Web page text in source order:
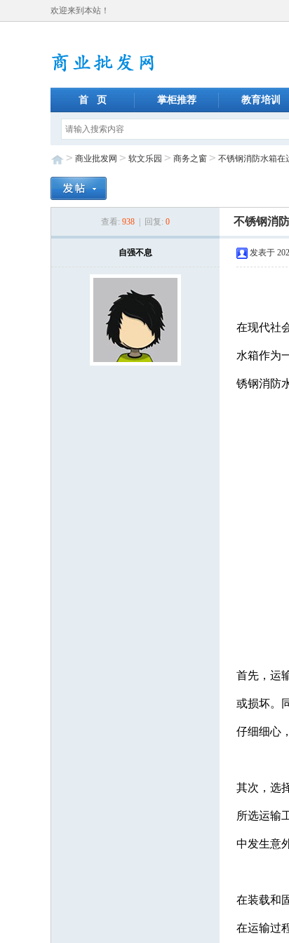
欢迎来到本站！
首 页 掌柜推荐 教育培训
> 商业批发网 > 软文乐园 > 商务之窗 > 不锈钢消防水箱在
查看: 938| 回复: 0
自强不息
不锈钢消
发表于
在现代社
水箱作为
锈钢消防
首先，运
或损坏。
仔细细心
其次，选
所选运输
中发生意
在装载和
在运输过